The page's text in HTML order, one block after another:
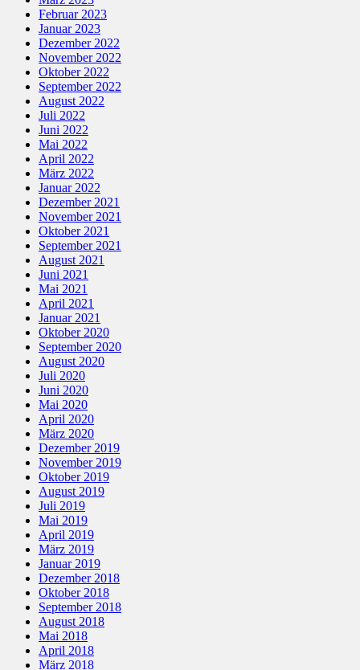
Februar 2023
Januar 2023
Dezember 2022
November 2022
Oktober 2022
September 2022
August 2022
Juli 2022
Juni 2022
Mai 2022
April 2022
März 2022
Januar 2022
Dezember 2021
November 2021
Oktober 2021
September 2021
August 2021
Juni 2021
Mai 2021
April 2021
Januar 2021
Oktober 2020
September 2020
August 2020
Juli 2020
Juni 2020
Mai 2020
April 2020
März 2020
Dezember 2019
November 2019
Oktober 2019
August 2019
Juli 2019
Mai 2019
April 2019
März 2019
Januar 2019
Dezember 2018
Oktober 2018
September 2018
August 2018
Mai 2018
April 2018
März 2018